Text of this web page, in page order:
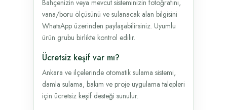
Bahçenizin veya mevcut sisteminizin fotoğrafını,
vana/boru ölçüsünü ve sulanacak alan bilgisini
WhatsApp üzerinden paylaşabilirsiniz. Uyumlu
ürün grubu birlikte kontrol edilir.
Ücretsiz keşif var mı?
Ankara ve ilçelerinde otomatik sulama sistemi,
damla sulama, bakım ve proje uygulama talepleri
için ücretsiz keşif desteği sunulur.